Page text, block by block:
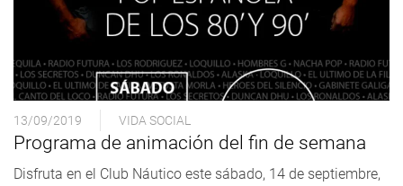
13/09/2019 VIDA SOCIAL
Programa de animación del fin de semana
Disfruta en el Club Náutico este sábado, 14 de septiembre,